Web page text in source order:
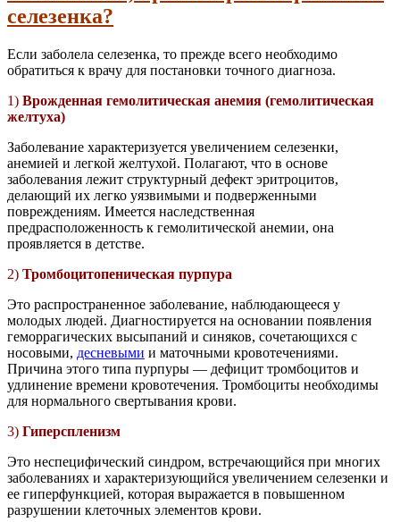
селезенка?
Если заболела селезенка, то прежде всего необходимо
обратиться к врачу для постановки точного диагноза.
1) Врожденная гемолитическая анемия (гемолитическая
желтуха)
Заболевание характеризуется увеличением селезенки,
анемией и легкой желтухой. Полагают, что в основе
заболевания лежит структурный дефект эритроцитов,
делающий их легко уязвимыми и подверженными
повреждениям. Имеется наследственная
предрасположенность к гемолитической анемии, она
проявляется в детстве.
2) Тромбоцитопеническая пурпура
Это распространенное заболевание, наблюдающееся у
молодых людей. Диагностируется на основании появления
геморрагических высыпаний и синяков, сочетающихся с
носовыми, десневыми и маточными кровотечениями.
Причина этого типа пурпуры — дефицит тромбоцитов и
удлинение времени кровотечения. Тромбоциты необходимы
для нормального свертывания крови.
3) Гиперспленизм
Это неспецифический синдром, встречающийся при многих
заболеваниях и характеризующийся увеличением селезенки и
ее гиперфункцией, которая выражается в повышенном
разрушении клеточных элементов крови.